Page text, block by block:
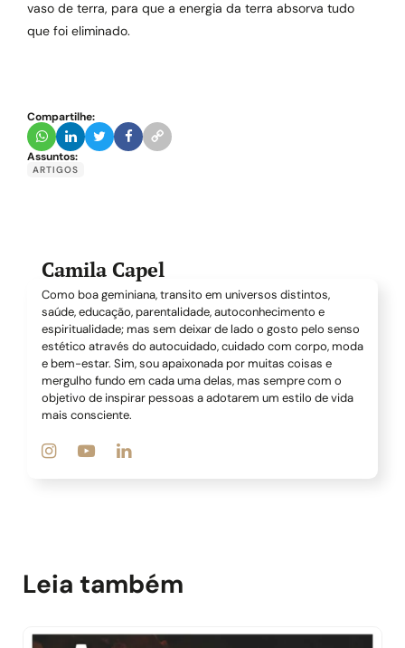
vaso de terra, para que a energia da terra absorva tudo
que foi eliminado.
Compartilhe:
Assuntos:
ARTIGOS
Camila Capel
Como boa geminiana, transito em universos distintos,
saúde, educação, parentalidade, autoconhecimento e
espiritualidade; mas sem deixar de lado o gosto pelo senso
estético através do autocuidado, cuidado com corpo, moda
e bem-estar. Sim, sou apaixonada por muitas coisas e
mergulho fundo em cada uma delas, mas sempre com o
objetivo de inspirar pessoas a adotarem um estilo de vida
mais consciente.
Leia também